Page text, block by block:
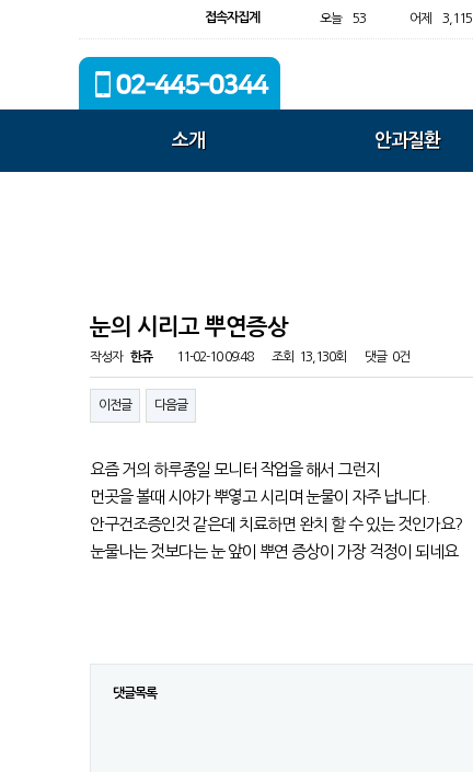
접속자집계 오늘 53 어제 3,115
소개 안과질환
눈의 시리고 뿌연증상
작성자 한쥬 11-02-10 09:48 조회 13,130회 댓글 0건
이전글 다음글
요즘 거의 하루종일 모니터 작업을 해서 그런지
먼곳을 볼때 시야가 뿌옇고 시리며 눈물이 자주 납니다.
안구건조증인것 같은데 치료하면 완치 할 수 있는 것인가요?
눈물나는 것보다는 눈 앞이 뿌연 증상이 가장 걱정이 되네요
댓글목록